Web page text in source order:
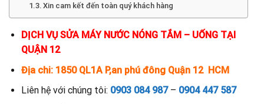
Xin cam kết đến toàn quý khách hàng
DỊCH VỤ SỬA MÁY NƯỚC NÓNG TẮM – UỐNG TẠI
QUẬN 12
Địa chi: 1850 QL1A P,an phú đông Quận 12 HCM
Liên hệ với chúng tôi: 0903 084 987– 0904 447 587